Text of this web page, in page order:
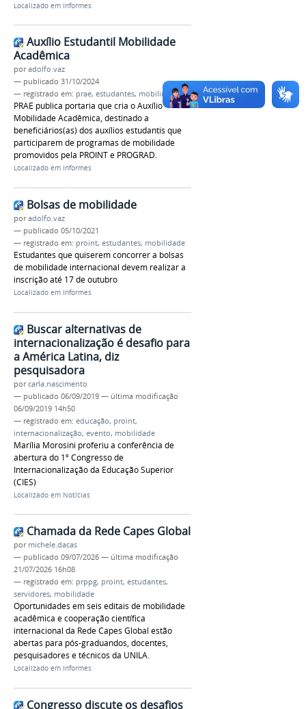
Localizado em Informes
Auxílio Estudantil Mobilidade
Acadêmica
poradolfo.vaz
— publicado 31/10/2024
— registrado em: prae, estudantes, mobilidade
PRAE publica portaria que cria o Auxílio
Mobilidade Acadêmica, destinado a
beneficiários(as) dos auxílios estudantis que
participarem de programas de mobilidade
promovidos pela PROINT e PROGRAD.
Localizado em Informes
Bolsas de mobilidade
poradolfo.vaz
— publicado 05/10/2021
— registrado em: proint, estudantes, mobilidade
Estudantes que quiserem concorrer a bolsas
de mobilidade internacional devem realizar a
inscrição até 17 de outubro
Localizado em Informes
Buscar alternativas de
internacionalização é desafio para
a América Latina, diz
pesquisadora
porcarla.nascimento
— publicado 06/09/2019 — última modificação
06/09/2019 14h50
— registrado em: educação, proint,
internacionalização, evento, mobilidade
Marília Morosini proferiu a conferência de
abertura do 1º Congresso de
Internacionalização da Educação Superior
(CIES)
Localizado em Notícias
Chamada da Rede Capes Global
por michele.dacas
— publicado 09/07/2026 — última modificação
21/07/2026 16h08
— registrado em: prppg, proint, estudantes,
servidores, mobilidade
Oportunidades em seis editais de mobilidade
acadêmica e cooperação científica
internacional da Rede Capes Global estão
abertas para pós-graduandos, docentes,
pesquisadores e técnicos da UNILA.
Localizado em Informes
Congresso discute os desafios